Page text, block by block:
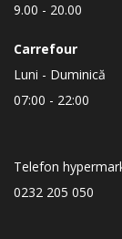
9.00 - 20.00
Carrefour
Luni - Duminică
07:00 - 22:00
Telefon
0232 205 050